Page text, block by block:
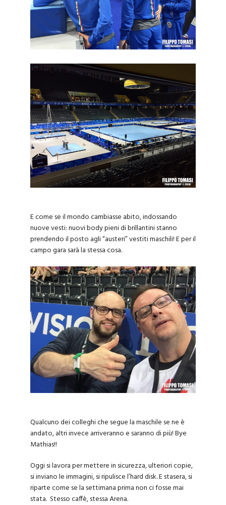
E come se il mondo cambiasse abito, indossando
nuove vesti: nuovi body pieni di brillantini stanno
prendendo il posto agli “austeri” vestiti maschili! E per il
campo gara sarà la stessa cosa.
Qualcuno dei colleghi che segue la maschile se ne è
andato, altri invece arriveranno e saranno di più! Bye
Mathias!!
Oggi si lavora per mettere in sicurezza, ulteriori copie,
si inviano le immagini, si ripulisce l’hard disk. E stasera, si
riparte come se la settimana prima non ci fosse mai
stata. Stesso caffè, stessa Arena.